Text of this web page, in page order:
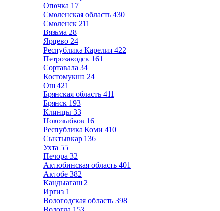
Опочка 17
Смоленская область 430
Смоленск 211
Вязьма 28
Ярцево 24
Республика Карелия 422
Петрозаводск 161
Сортавала 34
Костомукша 24
Ош 421
Брянская область 411
Брянск 193
Клинцы 33
Новозыбков 16
Республика Коми 410
Сыктывкар 136
Ухта 55
Печора 32
Актюбинская область 401
Актобе 382
Кандыагаш 2
Иргиз 1
Вологодская область 398
Вологда 153